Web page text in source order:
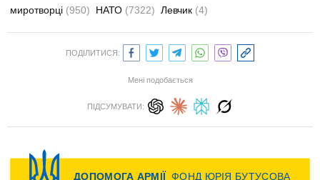
миротворці (950) НАТО (7322) Левчик (4)
ПОДІЛИТИСЯ:
Мені подобається
ПІДСУМУВАТИ: